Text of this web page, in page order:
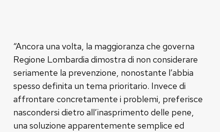
“Ancora una volta, la maggioranza che governa
Regione Lombardia dimostra di non considerare
seriamente la prevenzione, nonostante l’abbia
spesso definita un tema prioritario. Invece di
affrontare concretamente i problemi, preferisce
nascondersi dietro all’inasprimento delle pene,
una soluzione apparentemente semplice ed